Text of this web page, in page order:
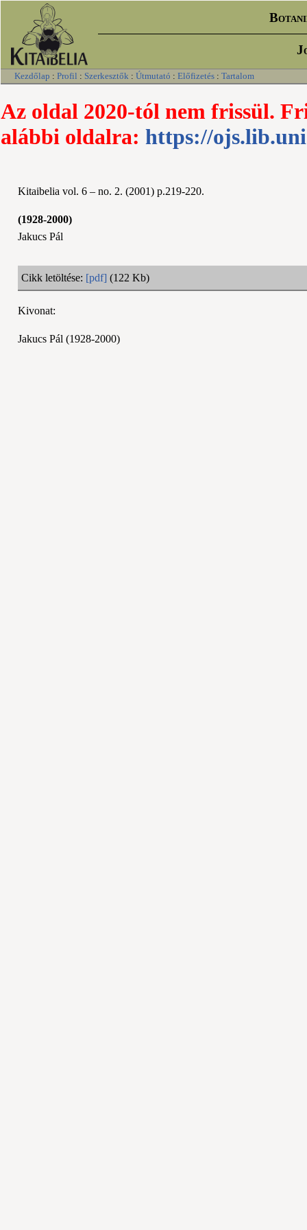
Kezdőlap : Profil : Szerkesztők : Útmutató : Előfizetés : Tartalom
Az oldal 2020-tól nem frissül.
alábbi oldalra: https://
Kitaibelia vol. 6 – no. 2. (2001) p.219-220.
(1928-2000)
Jakucs Pál
Cikk letöltése: [pdf] (122 Kb)
Kivonat:
Jakucs Pál (1928-2000)